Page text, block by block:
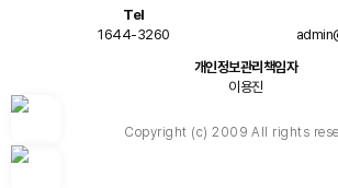
Tel
1644-3260
개인정보관리책임자
이용진
Copyright (c) 2009 All rights